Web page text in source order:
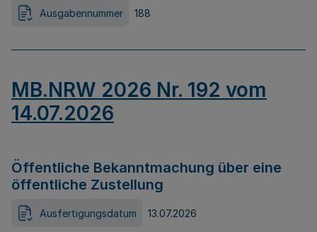
Ausgabennummer 188
MB.NRW 2026 Nr. 192 vom
14.07.2026
Öffentliche Bekanntmachung über eine
öffentliche Zustellung
Ausfertigungsdatum 13.07.2026